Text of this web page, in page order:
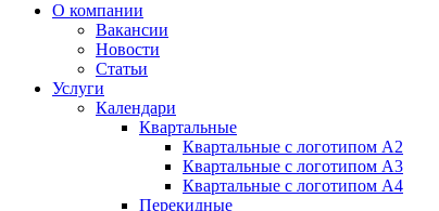
О компании
Вакансии
Новости
Статьи
Услуги
Календари
Квартальные
Квартальные с логотипом А2
Квартальные с логотипом А3
Квартальные с логотипом А4
Перекидные